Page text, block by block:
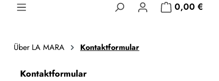
0,00 €
Über LA MARA Kontaktformular
Kontaktformular